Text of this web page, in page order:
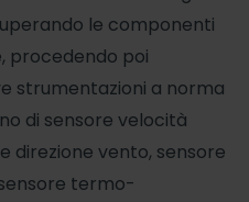
le componenti
procedendo poi
strumentazioni a norma
di sensore velocità
direzione vento, sensore
termo-